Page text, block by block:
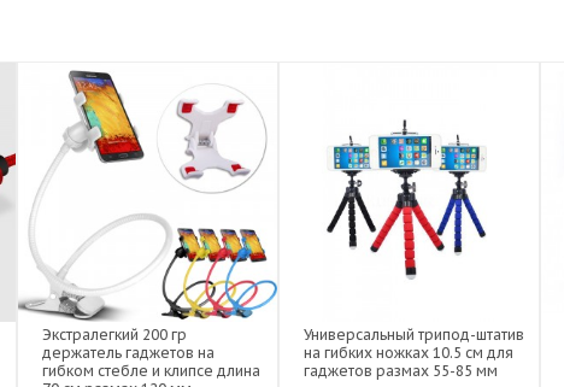
Экстралегкий 200 гр
держатель гаджетов на
гибком стебле и клипсе длина
Универсальный трипод-штатив
на гибких ножках 10.5 см для
гаджетов размах 55-85 мм